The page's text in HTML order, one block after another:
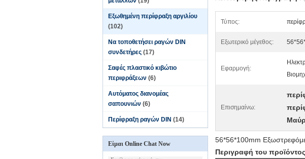
Εξωθημένη περίφραξη αργιλίου
(102)
Να τοποθετήσει ραγών DIN
συνδετήρες (17)
Σαφές πλαστικό κιβώτιο
περιφράξεων (6)
Αυτόματος διανομέας
σαπουνιών (6)
Περίφραξη ραγών DIN (14)
Είμαι Online Chat Now
Τύπος:
Εξωτερικό μέγεθος:
Εφαρμογή:
Επισημαίνω:
56*56*100mm
Περιγραφή του προϊόντος